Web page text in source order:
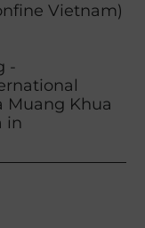
Vietnam)
-
Muang Khua
in